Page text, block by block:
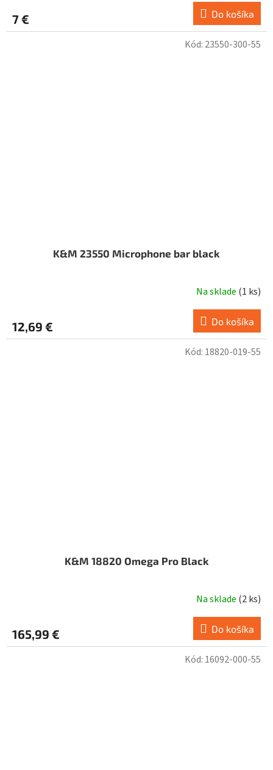
7 € Do košíka
K&M 23550 Microphone bar black
Na sklade (1 ks)
12,69 € Do košíka
Kód: 23550-300-55
K&M 18820 Omega Pro Black
Na sklade (2 ks)
165,99 € Do košíka
Kód: 18820-019-55
Kód: 16092-000-55